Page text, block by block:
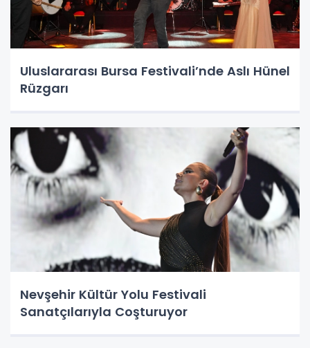
Uluslararası Bursa Festivali’nde Aslı Hünel
Rüzgarı
Nevşehir Kültür Yolu Festivali
Sanatçılarıyla Coşturuyor